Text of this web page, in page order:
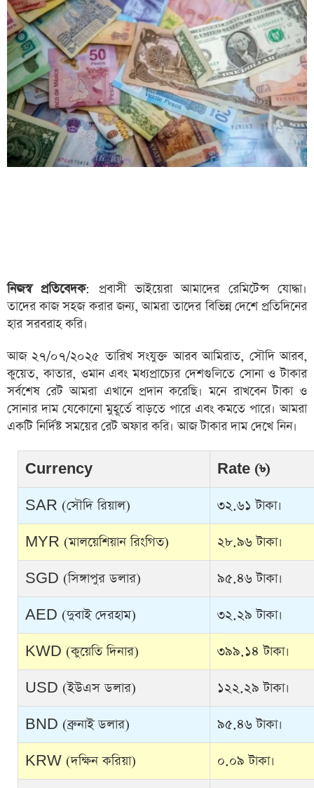
নিজস্ব প্রতিবেদক: প্রবাসী ভাইয়েরা আমাদের রেমিটেন্স যোদ্ধা।
তাদের কাজ সহজ করার জন্য, আমরা তাদের বিভিন্ন দেশে প্রতিদিনের
হার সরবরাহ করি।
আজ ২৭/০৭/২০২৫ তারিখ সংযুক্ত আরব আমিরাত, সৌদি আরব,
কুয়েত, কাতার, ওমান এবং মধ্যপ্রাচ্যের দেশগুলিতে সোনা ও টাকার
সর্বশেষ রেট আমরা এখানে প্রদান করেছি। মনে রাখবেন টাকা ও
সোনার দাম যেকোনো মুহূর্তে বাড়তে পারে এবং কমতে পারে। আমরা
একটি নির্দিষ্ট সময়ের রেট অফার করি। আজ টাকার দাম দেখে নিন।
Currency Rate (৳)
SAR (সৌদি রিয়াল) ৩২.৬১ টাকা।
MYR (মালয়েশিয়ান রিংগিত) ২৮.৯৬ টাকা।
SGD (সিঙ্গাপুর ডলার) ৯৫.৪৬ টাকা।
AED (দুবাই দেরহাম) ৩২.২৯ টাকা।
KWD (কুয়েতি দিনার) ৩৯৯.১৪ টাকা।
USD (ইউএস ডলার) ১২২.২৯ টাকা।
BND (ব্রুনাই ডলার) ৯৫.৪৬ টাকা।
KRW (দক্ষিন করিয়া) ০.০৯ টাকা।